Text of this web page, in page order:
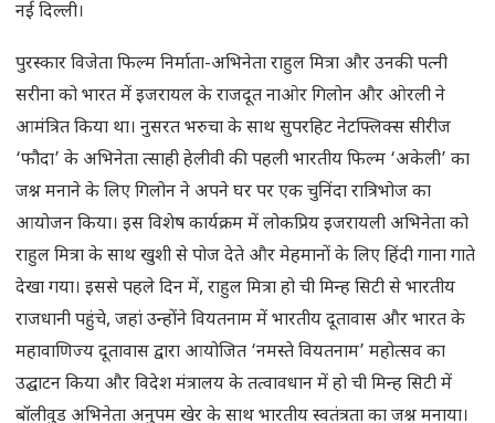
नई दिल्ली।
पुरस्कार विजेता फिल्म निर्माता-अभिनेता राहुल मित्रा और उनकी पत्नी
सरीना को भारत में इजरायल के राजदूत नाओर गिलोन और ओरली ने
आमंत्रित किया था। नुसरत भरुचा के साथ सुपरहिट नेटफ्लिक्स सीरीज
‘फौदा’ के अभिनेता त्साही हेलीवी की पहली भारतीय फिल्म ‘अकेली’ का
जश्न मनाने के लिए गिलोन ने अपने घर पर एक चुनिंदा रात्रिभोज का
आयोजन किया। इस विशेष कार्यक्रम में लोकप्रिय इजरायली अभिनेता को
राहुल मित्रा के साथ खुशी से पोज देते और मेहमानों के लिए हिंदी गाना गाते
देखा गया। इससे पहले दिन में, राहुल मित्रा हो ची मिन्ह सिटी से भारतीय
राजधानी पहुंचे, जहां उन्होंने वियतनाम में भारतीय दूतावास और भारत के
महावाणिज्य दूतावास द्वारा आयोजित ‘नमस्ते वियतनाम’ महोत्सव का
उद्घाटन किया और विदेश मंत्रालय के तत्वावधान में हो ची मिन्ह सिटी में
बॉलीवुड अभिनेता अनुपम खेर के साथ भारतीय स्वतंत्रता का जश्न मनाया।